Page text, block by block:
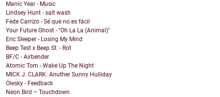
Manic Year - Music
Lindsey Hunt - salt wash
Fede Carrizo - Sé que no es fácil
Your Future Ghost - "Oh La La (Animal)"
Eric Sleeper - Losing My Mind
Beep Test x Beep St. - Rot
BF/C - Airbender
Atomic Tom - Wake Up The Night
MICK J. CLARK: Anuther Sunny Hulliday
Olesky - Feedback
Neon Bird – Touchdown